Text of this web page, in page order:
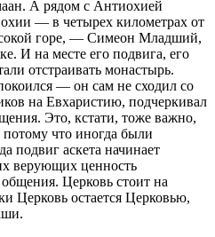
А рядом с Антиохией
— в четырех километрах от
горе, — Симеон Младший,
И на месте его подвига, его
отстраивать монастырь.
— он сам не сходил со
на Евхаристию, подчеркивал
Это, кстати, тоже важно,
потому что иногда были
подвиг аскета начинает
верующих ценность
Церковь стоит на
Церковь остается Церковью,